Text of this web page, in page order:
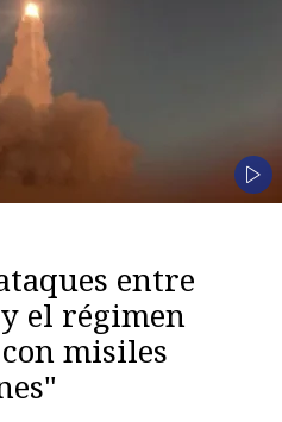
entre
el régimen
misiles